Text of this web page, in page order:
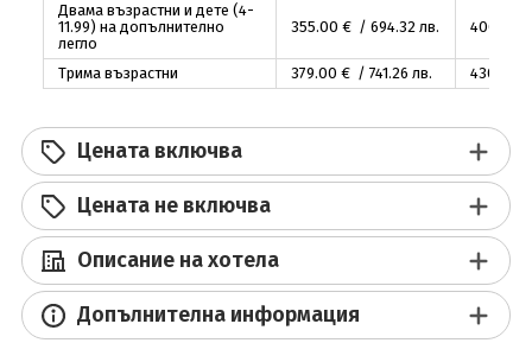
Двама възрастни и дете (4-
11.99) на допълнително
легло
355.00 € / 694.32лв. 400
Трима възрастни 379.00 € / 741.26 лв. 430
Цената включва
Цената не включва
Описание на хотела
Допълнителна информация